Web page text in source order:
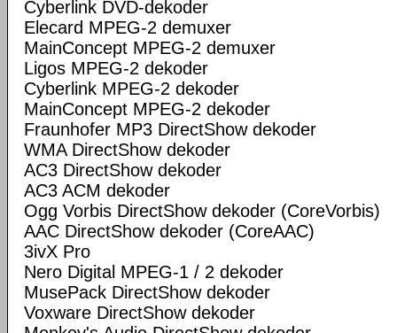
Cyberlink DVD-dekoder
Elecard MPEG-2 demuxer
MainConcept MPEG-2 demuxer
Ligos MPEG-2 dekoder
Cyberlink MPEG-2 dekoder
MainConcept MPEG-2 dekoder
Fraunhofer MP3 DirectShow dekoder
WMA DirectShow dekoder
AC3 DirectShow dekoder
AC3 ACM dekoder
Ogg Vorbis DirectShow dekoder (CoreVorbis)
AAC DirectShow dekoder (CoreAAC)
3ivX Pro
Nero Digital MPEG-1 / 2 dekoder
MusePack DirectShow dekoder
Voxware DirectShow dekoder